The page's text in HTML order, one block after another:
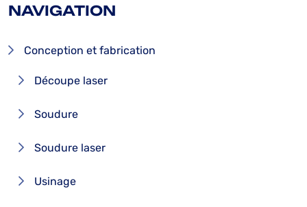
NAVIGATION
Conception et fabrication
Découpe laser
Soudure
Soudure laser
Usinage